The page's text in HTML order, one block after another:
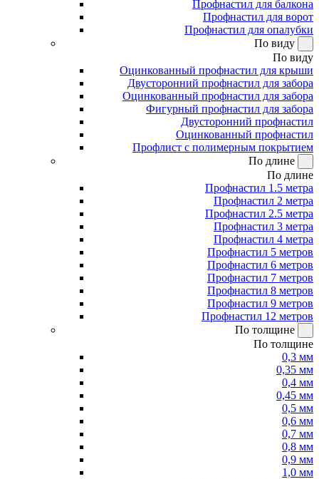
Профнастил для балкона
Профнастил для ворот
Профнастил для опалубки
По виду
По виду
Оцинкованный профнастил для крыши
Двусторонний профнастил для забора
Оцинкованный профнастил для забора
Фигурный профнастил для забора
Двусторонний профнастил
Оцинкованный профнастил
Профлист с полимерным покрытием
По длине
По длине
Профнастил 1.5 метра
Профнастил 2 метра
Профнастил 2.5 метра
Профнастил 3 метра
Профнастил 4 метра
Профнастил 5 метров
Профнастил 6 метров
Профнастил 7 метров
Профнастил 8 метров
Профнастил 9 метров
Профнастил 12 метров
По толщине
По толщине
0,3 мм
0,35 мм
0,4 мм
0,45 мм
0,5 мм
0,6 мм
0,7 мм
0,8 мм
0,9 мм
1,0 мм